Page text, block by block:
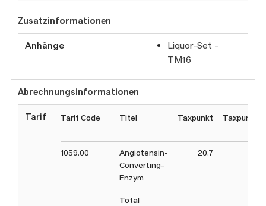
Zusatzinformationen
Anhänge
Liquor-Set -
TM16
Abrechnungsinformationen
Tarif Tarif Code Titel Taxpunkt
1059.00
Angiotensin-
Converting-
Enzym
20.7
Total